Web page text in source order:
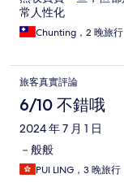
常人性化
Chunting，2 晚旅行
旅客真實評論
6/10 不錯哦
2024 年 7 月 1 日
－般般
PUI LING，3 晚旅行